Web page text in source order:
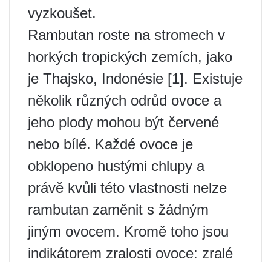
vyzkoušet.
Rambutan roste na stromech v
horkých tropických zemích, jako
je Thajsko, Indonésie [1]. Existuje
několik různých odrůd ovoce a
jeho plody mohou být červené
nebo bílé. Každé ovoce je
obklopeno hustými chlupy a
právě kvůli této vlastnosti nelze
rambutan zaměnit s žádným
jiným ovocem. Kromě toho jsou
indikátorem zralosti ovoce: zralé